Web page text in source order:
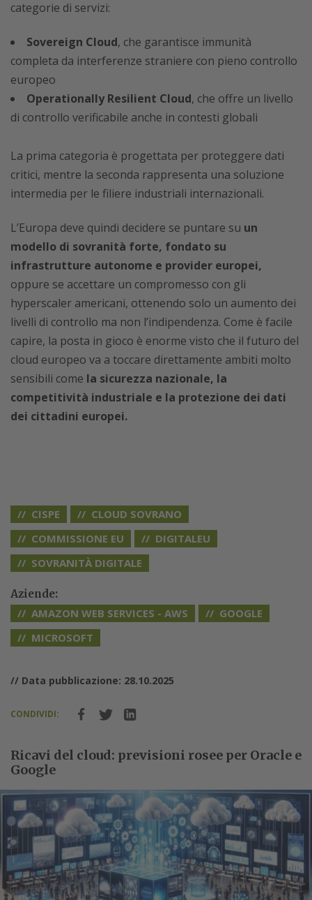
categorie di servizi:
Sovereign Cloud, che garantisce immunità
completa da interferenze straniere con pieno controllo
europeo
Operationally Resilient Cloud, che offre un livello
di controllo verificabile anche in contesti globali
La prima categoria è progettata per proteggere dati
critici, mentre la seconda rappresenta una soluzione
intermedia per le filiere industriali internazionali.
L’Europa deve quindi decidere se puntare su un
modello di sovranità forte, fondato su
infrastrutture autonome e provider europei,
oppure se accettare un compromesso con gli
hyperscaler americani, ottenendo solo un aumento dei
livelli di controllo ma non l’indipendenza. Come è facile
capire, la posta in gioco è enorme visto che il futuro del
cloud europeo va a toccare direttamente ambiti molto
sensibili come la sicurezza nazionale, la
competitività industriale e la protezione dei dati
dei cittadini europei.
CISPE
CLOUD SOVRANO
COMMISSIONE EU
DIGITALEU
SOVRANITÀ DIGITALE
Aziende:
AMAZON WEB SERVICES - AWS
GOOGLE
MICROSOFT
// Data pubblicazione: 28.10.2025
CONDIVIDI:
Ricavi del cloud: previsioni rosee per Oracle e
Google